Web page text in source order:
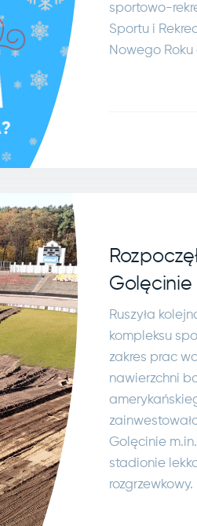
sportowo-
Sportu i
Nowego Roku
Golęcinie
Ruszyła
kompleksu
zakres prac
nawierzchni
Golęcinie
stadionie
rozgrzewkowy.